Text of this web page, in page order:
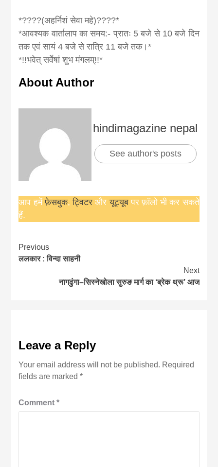
*????(अहर्निशं सेवा महे)????*
*आवश्यक वार्तालाप का समय:- प्रातः 5 बजे से 10 बजे दिन
तक एवं सायं 4 बजे से रात्रि 11 बजे तक।*
*!!भवेत् सर्वेषां शुभ मंगलम्!!*
About Author
hindimagazine nepal
See author's posts
आप हमेंफ़ेसबुक,ट्विटरऔरयूट्यूबपर फ़ॉलो भी कर सकते
हैं.
Continue
Reading
Previous
ललकार : विन्दा साहनी
Next
नागढुंगा–सिस्नेखोला सुरुङ मार्ग का ‘ब्रेक थ्रू’ आज
Leave a Reply
Your email address will not be published. Required
fields are marked*
Comment*